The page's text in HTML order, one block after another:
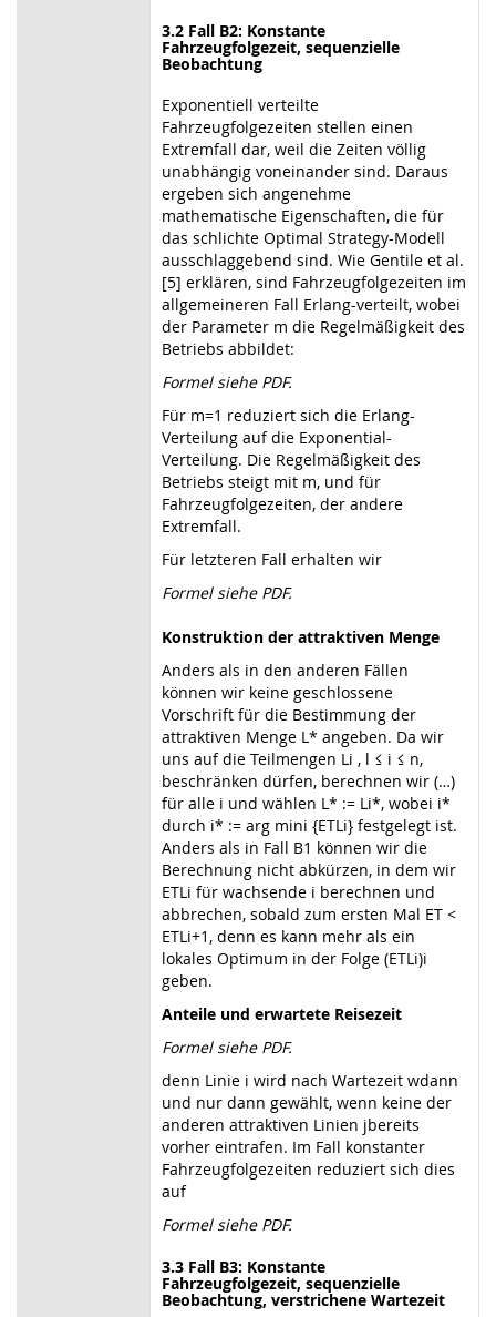
3.2 Fall B2: Konstante
Fahrzeugfolgezeit, sequenzielle
Beobachtung
Exponentiell verteilte
Fahrzeugfolgezeiten stellen einen
Extremfall dar, weil die Zeiten völlig
unabhängig voneinander sind. Daraus
ergeben sich angenehme
mathematische Eigenschaften, die für
das schlichte Optimal Strategy-Modell
ausschlaggebend sind. Wie Gentile et al.
[5] erklären, sind Fahrzeugfolgezeiten im
allgemeineren Fall Erlang-verteilt, wobei
der Parameter m die Regelmäßigkeit des
Betriebs abbildet:
Formel siehe PDF.
Für m=1 reduziert sich die Erlang-
Verteilung auf die Exponential-
Verteilung. Die Regelmäßigkeit des
Betriebs steigt mit m, und für
Fahrzeugfolgezeiten, der andere
Extremfall.
Für letzteren Fall erhalten wir
Formel siehe PDF.
Konstruktion der attraktiven Menge
Anders als in den anderen Fällen
können wir keine geschlossene
Vorschrift für die Bestimmung der
attraktiven Menge L* angeben. Da wir
uns auf die Teilmengen Li , l ≤ i ≤ n,
beschränken dürfen, berechnen wir (…)
für alle i und wählen L* := Li*, wobei i*
durch i* := arg mini {ETLi} festgelegt ist.
Anders als in Fall B1 können wir die
Berechnung nicht abkürzen, in dem wir
ETLi für wachsende i berechnen und
abbrechen, sobald zum ersten Mal ET <
ETLi+1, denn es kann mehr als ein
lokales Optimum in der Folge (ETLi)i
geben.
Anteile und erwartete Reisezeit
Formel siehe PDF.
denn Linie i wird nach Wartezeit wdann
und nur dann gewählt, wenn keine der
anderen attraktiven Linien jbereits
vorher eintrafen. Im Fall konstanter
Fahrzeugfolgezeiten reduziert sich dies
auf
Formel siehe PDF.
3.3 Fall B3: Konstante
Fahrzeugfolgezeit, sequenzielle
Beobachtung, verstrichene Wartezeit